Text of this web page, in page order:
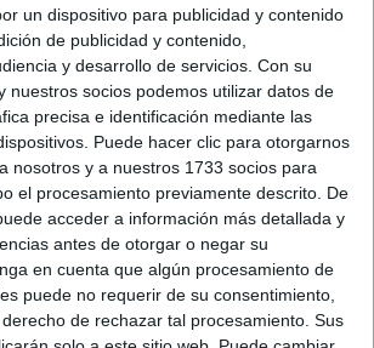
un dispositivo para publicidad y contenido
de publicidad y contenido,
y desarrollo de servicios. Con su
nuestros socios podemos utilizar datos de
precisa e identificación mediante las
Puede hacer clic para otorgarnos
nosotros y a nuestros 1733 socios para
el procesamiento previamente descrito. De
acceder a información más detallada y
antes de otorgar o negar su
en cuenta que algún procesamiento de
puede no requerir de su consentimiento,
de rechazar tal procesamiento. Sus
necesitar prestar un poco más de
pasa a tu alrededor, porque vives un
Pero siempre hay alguien allí
eres una persona que rápidamente
interesar:El famoso test de las 9